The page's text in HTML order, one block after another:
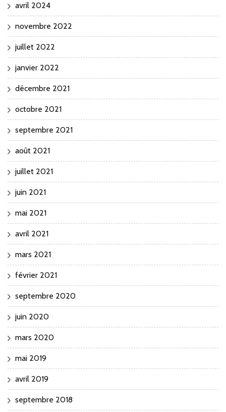
avril 2024
novembre 2022
juillet 2022
janvier 2022
décembre 2021
octobre 2021
septembre 2021
août 2021
juillet 2021
juin 2021
mai 2021
avril 2021
mars 2021
février 2021
septembre 2020
juin 2020
mars 2020
mai 2019
avril 2019
septembre 2018